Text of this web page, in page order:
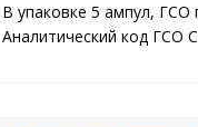
В упаковке 5 ампул,
Аналитический код ГСО